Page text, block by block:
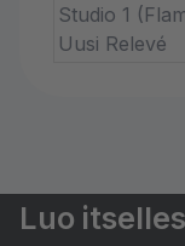
Studio 1
Uusi Relevé
Luo